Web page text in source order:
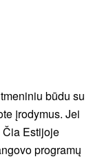
būdu su
įrodymus. Jei
Čia Estijoje
programų